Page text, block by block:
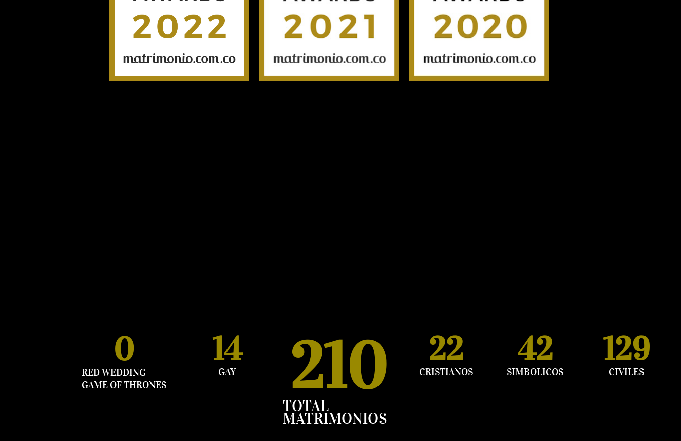
RED WEDDING
GAME OF THRONES
1
GAY
17
TOTAL
MATRIMONIOS
250 CRISTIANOS
27
SIMBOLICOS
51
CIVILES
154